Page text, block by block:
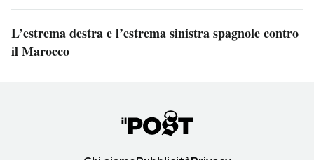
L’estrema destra e l’estrema sinistra spagnole contro
il Marocco